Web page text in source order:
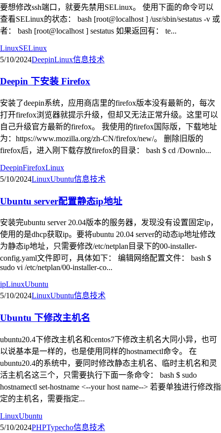
要想修改ssh端口，就要先禁用SELinux。 使用下面的命令可以
查看SELinux的状态： bash [root@localhost ] /usr/sbin/sestatus -v 或
者： bash [root@localhost ] sestatus 如果返回有： te...
LinuxSELinux
5/10/2024DeepinLinux信息技术
Deepin 下安装 Firefox
安装了deepin系统，应用商店里的firefox版本没有最新的，每次
打开firefox浏览器就提示升级，但却又无法正常升级。这里可以
自己升级官方最新的firefox。 我使用的firefox国际版，下载地址
为：https://www.mozilla.org/zh-CN/firefox/new/。 删除旧版的
firefox后，进入刚下载存放firefox的目录： bash $ cd /Downlo...
DeepinFirefoxLinux
5/10/2024LinuxUbuntu信息技术
Ubuntu server配置静态ip地址
安装完ubuntu server 20.04版本的服务器，发现没有设置固定ip，
使用的是dhcp获取ip。要将ubuntu 20.04 server的动态ip地址修改
为静态ip地址，只需要修改/etc/netplan目录下的00-installer-
config.yaml文件即可，具体如下： 编辑网络配置文件： bash $
sudo vi /etc/netplan/00-installer-co...
ipLinuxUbuntu
5/10/2024LinuxUbuntu信息技术
Ubuntu 下修改主机名
ubuntu20.4下修改主机名和centos7下修改主机名大同小异，也可
以说基本是一样的，也是使用同样的hostnamectl命令。 在
ubuntu20.4的系统中，要同时修改静态主机名、临时主机名和灵
活主机名这三个，只需要执行下面一条命令： bash $ sudo
hostnamectl set-hostname <--your host name--> 若要单独进行修改指
定的主机名，需要指定...
LinuxUbuntu
5/10/2024PHPTypecho信息技术